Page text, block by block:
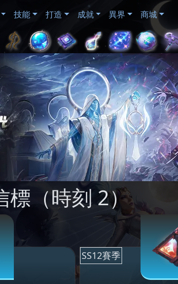
技能 打造 成就 異界 商城
標（時刻 2）
SS12賽季